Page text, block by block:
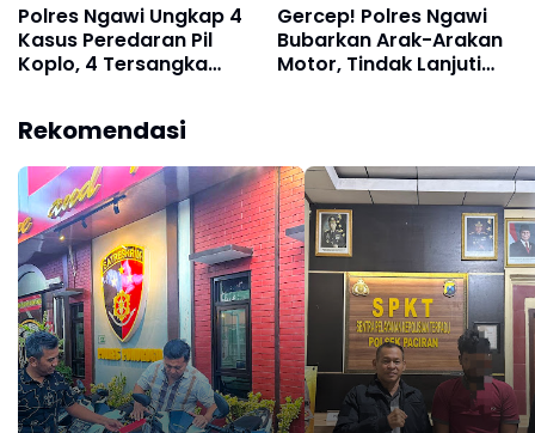
Polres Ngawi Ungkap 4
Kasus Peredaran Pil
Koplo, 4 Tersangka
Gercep! Polres Ngawi
Bubarkan Arak-Arakan
Motor, Tindak Lanjuti
Rekomendasi